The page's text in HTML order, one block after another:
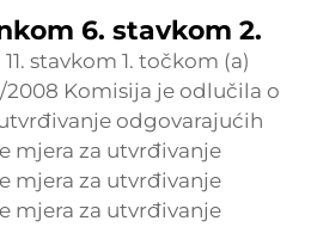
6. stavkom 2.
stavkom 1. točkom (a)
2008 Komisija je odlučila o
odgovarajućih
mjera za utvrđivanje
mjera za utvrđivanje
mjera za utvrđivanje